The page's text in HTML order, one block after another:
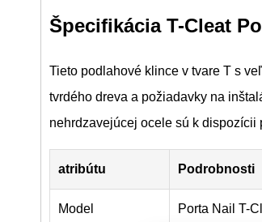
Špecifikácia T-Cleat
Tieto podlahové klince v tvare T s
tvrdého dreva a požiadavky na
nehrdzavejúcej ocele sú k
atribútu Podrobnosti
Model Porta Nail T-